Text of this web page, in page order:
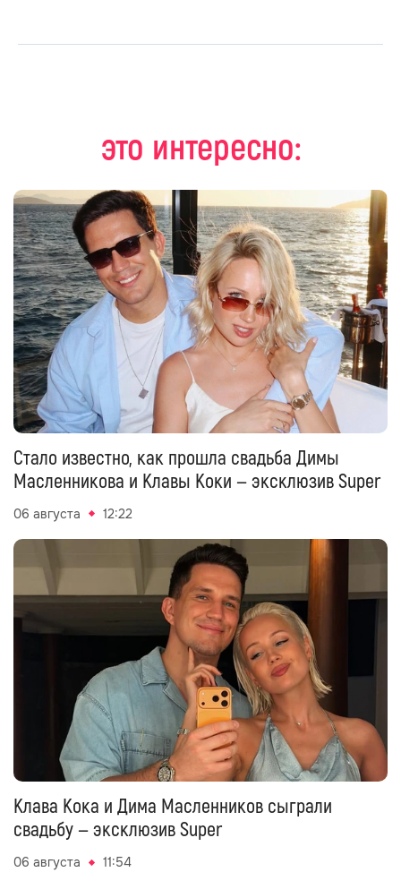
это интересно:
Стало известно, как прошла свадьба Димы
Масленникова и Клавы Коки — эксклюзив Super
06 августа 12:22
Клава Кока и Дима Масленников сыграли
свадьбу — эксклюзив Super
06 августа 11:54